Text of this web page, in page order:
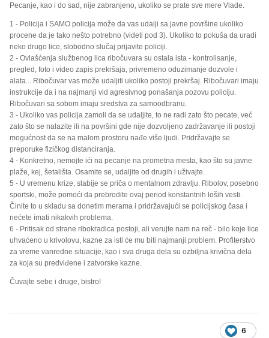
Pecanje, kao i do sad, nije zabranjeno, ukoliko se prate sve mere Vlade.
1 - Policija i SAMO policija može da vas udalji sa javne površine ukoliko
procene da je tako nešto potrebno (videti pod 3). Ukoliko to pokuša da uradi
neko drugo lice, slobodno slučaj prijavite policiji.
2 - Ovlašćenja službenog lica ribočuvara su ostala ista - kontrolisanje,
pregled, foto i video zapis prekršaja, privremeno oduzimanje dozvole i
alata... Ribočuvar vas može udaljiti ukoliko postoji prekršaj. Ribočuvari imaju
instrukcije da i na najmanji vid agresivnog ponašanja pozovu policiju.
Ribočuvari sa sobom imaju sredstva za samoodbranu.
3 - Ukoliko vas policija zamoli da se udaljite, to ne radi zato što pecate, već
zato što se nalazite ili na površini gde nije dozvoljeno zadržavanje ili postoji
mogućnost da se na malom prostoru nađe više ljudi. Pridržavajte se
preporuke fizičkog distanciranja.
4 - Konkretno, nemojte ići na pecanje na prometna mesta, kao što su javne
plaže, kej, šetališta. Osamite se, udaljite od drugih i uživajte.
5 - U vremenu krize, slabije se priča o mentalnom zdravlju. Ribolov, posebno
sportski, može pomoći da prebrodite ovaj period konstantnih loših vesti.
Činite to u skladu sa donetim merama i pridržavajući se policijskog časa i
nećete imati nikakvih problema.
6 - Pritisak od strane ribokradica postoji, ali verujte nam na reč - bilo koje lice
uhvaćeno u krivolovu, kazne za isti će mu biti najmanji problem. Profiterstvo
za vreme vanredne situacije, kao i sva druga dela su ozbiljna krivična dela
za koja su predviđene i zatvorske kazne.
Čuvajte sebe i druge, bistro!
6